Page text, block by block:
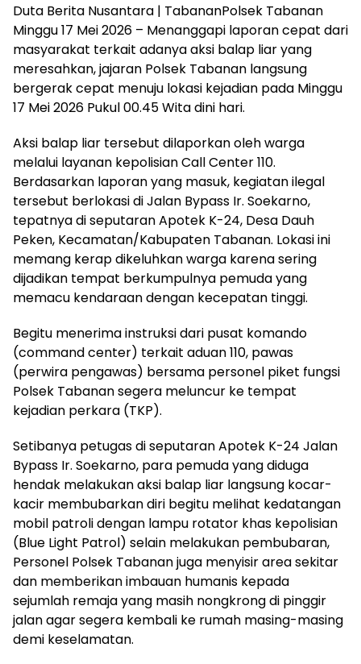
Duta Berita Nusantara | TabananPolsek Tabanan
Minggu 17 Mei 2026 – Menanggapi laporan cepat dari
masyarakat terkait adanya aksi balap liar yang
meresahkan, jajaran Polsek Tabanan langsung
bergerak cepat menuju lokasi kejadian pada Minggu
17 Mei 2026 Pukul 00.45 Wita dini hari.
Aksi balap liar tersebut dilaporkan oleh warga
melalui layanan kepolisian Call Center 110.
Berdasarkan laporan yang masuk, kegiatan ilegal
tersebut berlokasi di Jalan Bypass Ir. Soekarno,
tepatnya di seputaran Apotek K-24, Desa Dauh
Peken, Kecamatan/Kabupaten Tabanan. Lokasi ini
memang kerap dikeluhkan warga karena sering
dijadikan tempat berkumpulnya pemuda yang
memacu kendaraan dengan kecepatan tinggi.
Begitu menerima instruksi dari pusat komando
(command center) terkait aduan 110, pawas
(perwira pengawas) bersama personel piket fungsi
Polsek Tabanan segera meluncur ke tempat
kejadian perkara (TKP).
Setibanya petugas di seputaran Apotek K-24 Jalan
Bypass Ir. Soekarno, para pemuda yang diduga
hendak melakukan aksi balap liar langsung kocar-
kacir membubarkan diri begitu melihat kedatangan
mobil patroli dengan lampu rotator khas kepolisian
(Blue Light Patrol) selain melakukan pembubaran,
Personel Polsek Tabanan juga menyisir area sekitar
dan memberikan imbauan humanis kepada
sejumlah remaja yang masih nongkrong di pinggir
jalan agar segera kembali ke rumah masing-masing
demi keselamatan.